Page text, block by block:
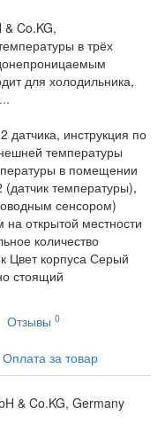
Co.KG,
в трёх
для холодильника,
датчика, инструкция по
температуры
в помещении
температуры),
сенсором)
открытой местности
количество
Цвет корпуса Серый
стоящий
Отзывы 0
Оплата за товар
& Co.KG, Germany